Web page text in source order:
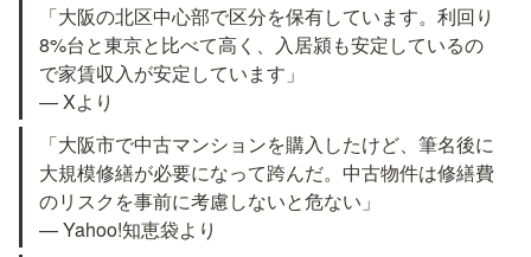
「大阪の北区中心部で区分を保有しています。利回り
8%台と東京と比べて高く、入居潁も安定しているの
で家賃収入が安定しています」
— Xより
「大阪市で中古マンションを購入したけど、筆名後に
大規模修繕が必要になって跨んだ。中古物件は修繕費
のリスクを事前に考慮しないと危ない」
— Yahoo!知恵袋より